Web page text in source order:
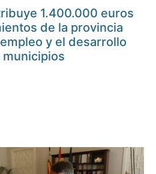
1.400.000 euros
de la provincia
y el desarrollo